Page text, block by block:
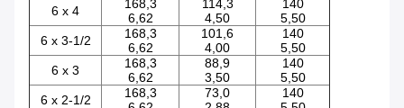
6 x 4
168,3
6,62
114,3
4,50
140
5,50
6 x 3-1/2
168,3
6,62
101,6
4,00
140
5,50
6 x 3
168,3
6,62
88,9
3,50
140
5,50
6 x 2-1/2
168,3
73,0
140